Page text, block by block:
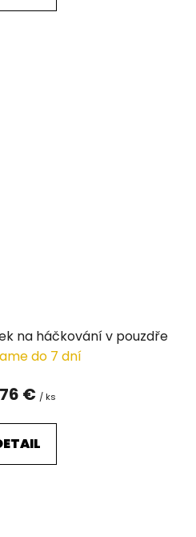
na háčkování v pouzdře
do 7 dní
€ / ks